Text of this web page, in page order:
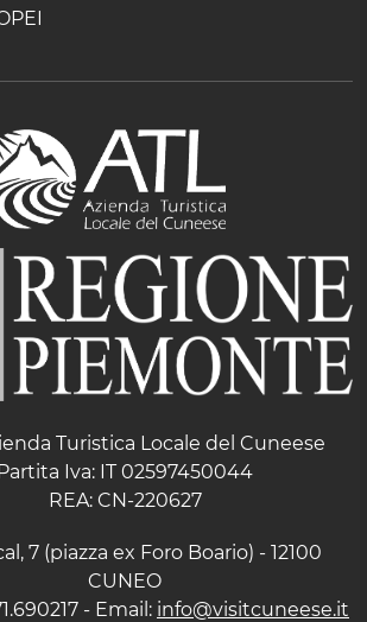
Turistica Locale del Cuneese
Iva: IT 02597450044
REA: CN-220627
7 (piazza ex Foro Boario) - 12100
CUNEO
- Email: info@visitcuneese.it